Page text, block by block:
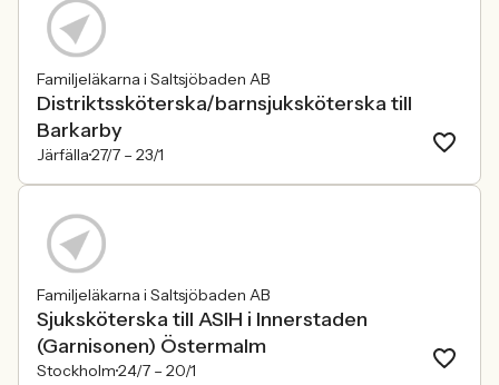
Familjeläkarna i Saltsjöbaden AB
Distriktssköterska/barnsjuksköterska till
Barkarby
Järfälla27/7 – 23/1
Familjeläkarna i Saltsjöbaden AB
Sjuksköterska till ASIH i Innerstaden
(Garnisonen) Östermalm
Stockholm24/7 – 20/1